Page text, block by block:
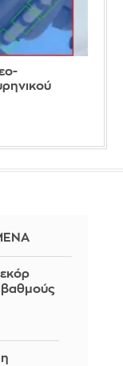
βαθμούς